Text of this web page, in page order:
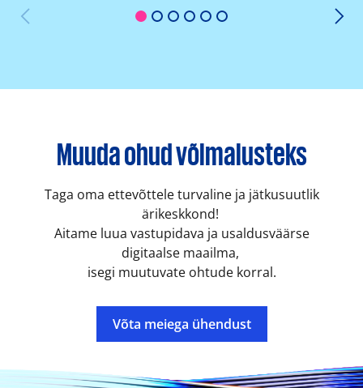
1 2 3 4 5 6
Muuda ohud võimalusteks
Taga oma ettevõttele turvaline ja jätkusuutlik
ärikeskkond!
Aitame luua vastupidava ja usaldusväärse
digitaalse maailma,
isegi muutuvate ohtude korral.
Võta meiega ühendust